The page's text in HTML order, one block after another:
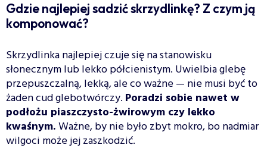
Gdzie najlepiej sadzić skrzydlinkę? Z czym ją
komponować?
Skrzydlinka najlepiej czuje się na stanowisku
słonecznym lub lekko półcienistym. Uwielbia glebę
przepuszczalną, lekką, ale co ważne — nie musi być to
żaden cud glebotwórczy. Poradzi sobie nawet w
podłożu piaszczysto-żwirowym czy lekko
kwaśnym.Ważne, by nie było zbyt mokro, bo nadmiar
wilgoci może jej zaszkodzić.